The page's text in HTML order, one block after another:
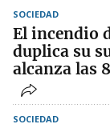
SOCIEDAD
El incendio
duplica su
alcanza las
SOCIEDAD